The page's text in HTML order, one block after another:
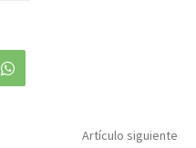
Artículo siguiente